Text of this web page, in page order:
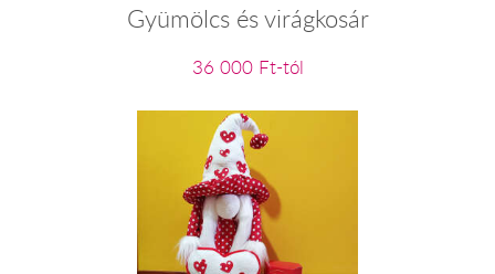
Gyümölcs és virágkosár
36 000 Ft-tól